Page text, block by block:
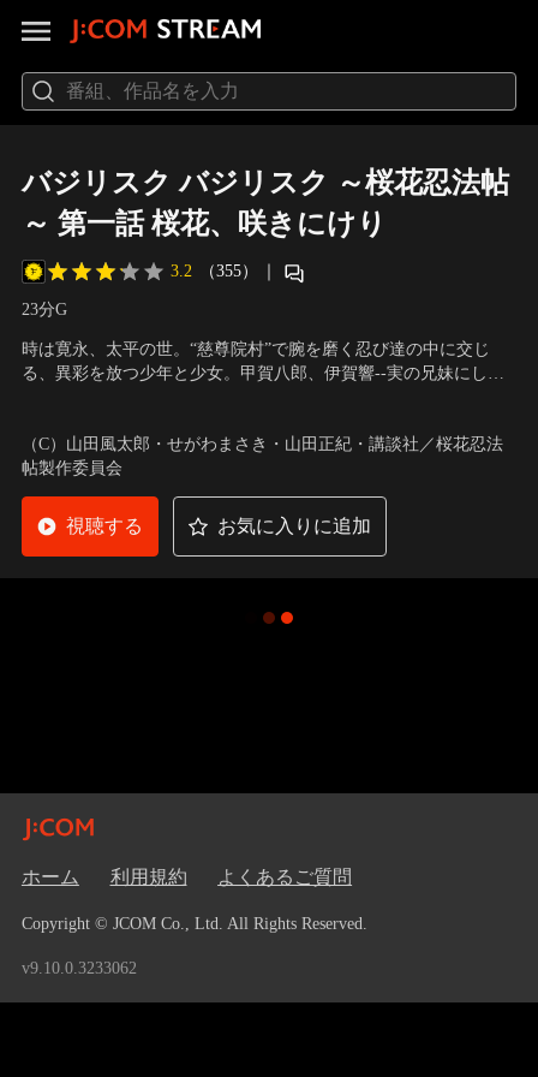
バジリスク バジリスク ～桜花忍法帖
～ 第一話 桜花、咲きにけり
3.2 （355） ｜
23分G
時は寛永、太平の世。“慈尊院村”で腕を磨く忍び達の中に交じ
る、異彩を放つ少年と少女。甲賀八郎、伊賀響--実の兄妹にして
飲） 他
（C）山田風太郎・せがわまさき・山田正紀・講談社／桜花忍法
帖製作委員会
視聴する お気に入りに追加
ホーム 利用規約 よくあるご質問
Copyright © JCOM Co., Ltd. All Rights Reserved.
v9.10.0.3233062